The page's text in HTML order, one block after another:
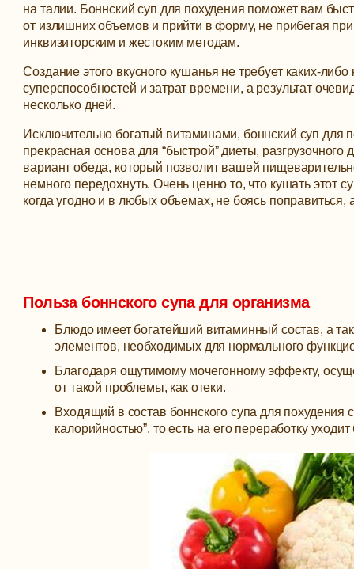
на талии. Боннский суп для похудения поможет вам
от излишних объемов и прийти в форму, не прибегая при
инквизиторским и жестоким методам.
Создание этого вкусного кушанья не требует каких-
суперспособностей и затрат времени, а результат
несколько дней.
Исключительно богатый витаминами, боннский суп для
прекрасная основа для “быстрой” диеты, разгрузочного
вариант обеда, который позволит вашей
немного передохнуть. Очень ценно то, что кушать этот
когда угодно и в любых объемах, не боясь поправиться,
Польза боннского супа для организма
Блюдо имеет богатейший витаминный состав, а
элементов, необходимых для нормального
Благодаря ощутимому мочегонному эффекту,
от такой проблемы, как отеки.
Входящий в состав боннского супа для похудения
калорийностью”, то есть на его переработку